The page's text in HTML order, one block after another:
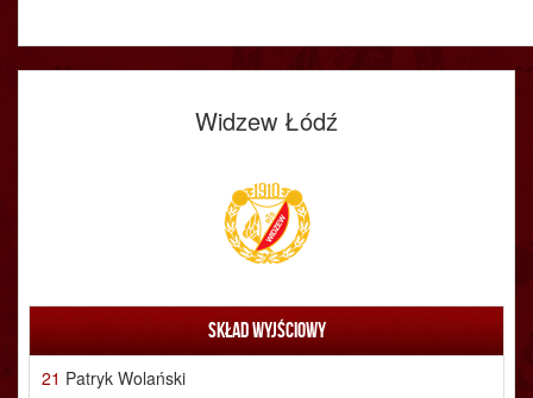
Widzew Łódź
Skład wyjściowy
21 Patryk Wolański